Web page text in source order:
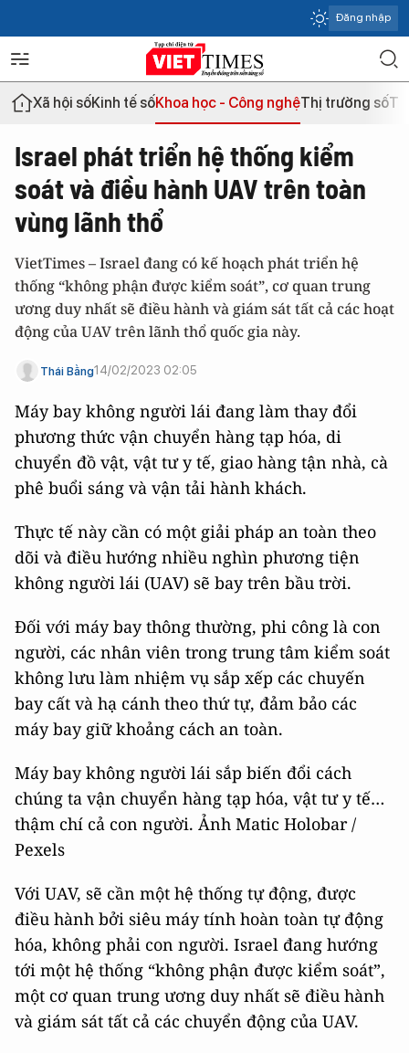
Đăng nhập
Xã hội sốKinh tế sốKhoa học - Công nghệThị trường số
Israel phát triển hệ thống kiểm
soát và điều hành UAV trên toàn
vùng lãnh thổ
VietTimes – Israel đang có kế hoạch phát triển hệ
thống “không phận được kiểm soát”, cơ quan trung
ương duy nhất sẽ điều hành và giám sát tất cả các hoạt
động của UAV trên lãnh thổ quốc gia này.
Thái Bằng14/02/2023 02:05
Máy bay không người lái đang làm thay đổi
phương thức vận chuyển hàng tạp hóa, di
chuyển đồ vật, vật tư y tế, giao hàng tận nhà, cà
phê buổi sáng và vận tải hành khách.
Thực tế này cần có một giải pháp an toàn theo
dõi và điều hướng nhiều nghìn phương tiện
không người lái (UAV) sẽ bay trên bầu trời.
Đối với máy bay thông thường, phi công là con
người, các nhân viên trong trung tâm kiểm soát
không lưu làm nhiệm vụ sắp xếp các chuyến
bay cất và hạ cánh theo thứ tự, đảm bảo các
máy bay giữ khoảng cách an toàn.
Máy bay không người lái sắp biến đổi cách
chúng ta vận chuyển hàng tạp hóa, vật tư y tế…
thậm chí cả con người. Ảnh Matic Holobar /
Pexels
Với UAV, sẽ cần một hệ thống tự động, được
điều hành bởi siêu máy tính hoàn toàn tự động
hóa, không phải con người. Israel đang hướng
tới một hệ thống “không phận được kiểm soát”,
một cơ quan trung ương duy nhất sẽ điều hành
và giám sát tất cả các chuyển động của UAV.